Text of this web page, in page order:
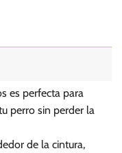
es perfecta para
perro sin perder la
de la cintura,